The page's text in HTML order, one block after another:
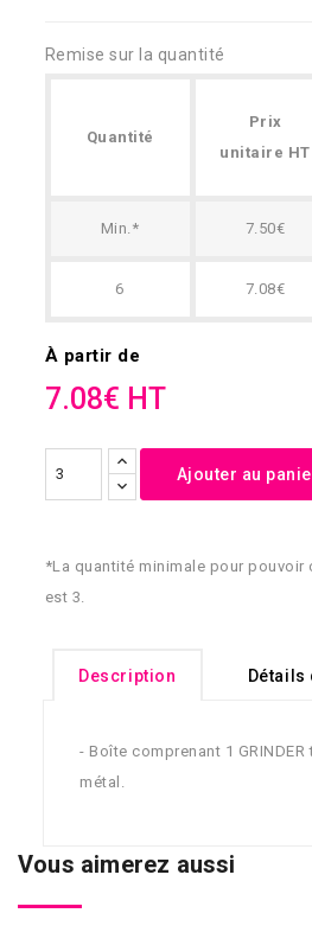
Remise sur la quantité
Quantité
Prix
unitaire HT
Min.* 7.50€
6 7.08€
À partir de
7.08€ HT
Ajouter au
*La quantité minimale pour
est 3.
Description
- Boîte comprenant 1
métal.
Vous aimerez aussi